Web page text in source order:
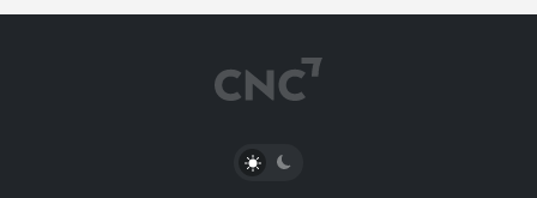
PŘEPNOUT SVĚTLÝ/TMAVÝ REŽIM